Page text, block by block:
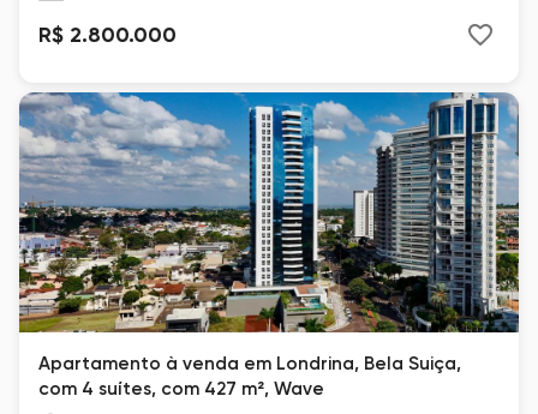
R$ 2.800.000
Apartamento à venda em Londrina, Bela Suiça,
com 4 suítes, com 427 m², Wave